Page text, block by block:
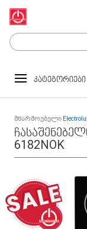
კატეგორიები
მწარმოებელი
6182NOK